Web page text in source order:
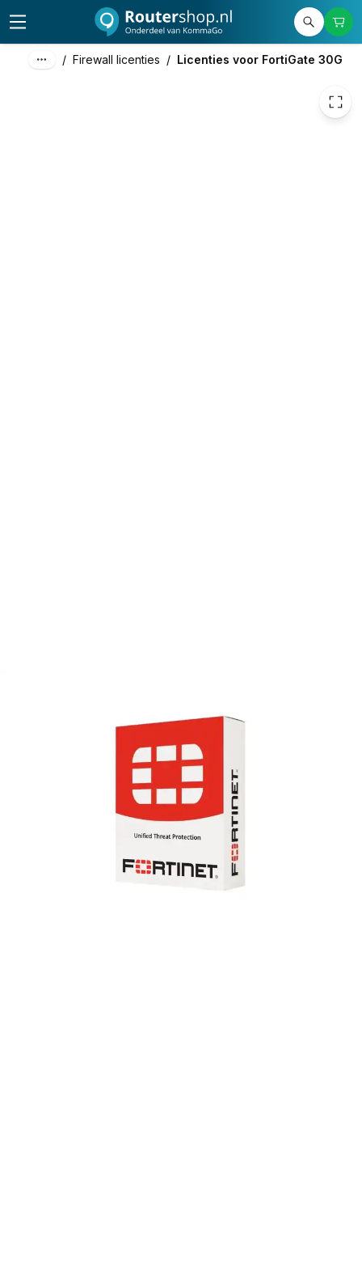
/ Firewall licenties / Licenties voor FortiGate 30G
€ 108,69